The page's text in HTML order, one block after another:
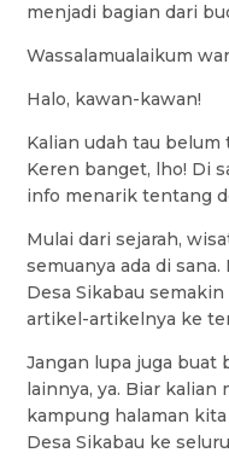
menjadi bagian dari
Wassalamualaikum
Halo, kawan-kawan!
Kalian udah tau
Keren banget, lho! Di
info menarik tentang
Mulai dari sejarah,
semuanya ada di
Desa Sikabau
artikel-artikelnya ke
Jangan lupa juga
lainnya, ya. Biar
kampung halaman
Desa Sikabau ke